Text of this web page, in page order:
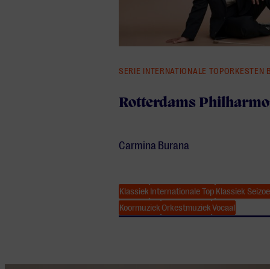
Rotterdams
SERIE INTERNATIONALE TOPORKESTEN
Carmina Burana
Klassiek Internationale Top Klassiek
Koormuziek OrkestmuziekVocaal